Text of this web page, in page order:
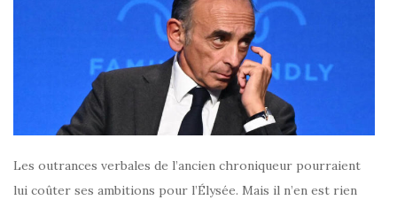
Les outrances verbales de l’ancien chroniqueur pourraient
lui coûter ses ambitions pour l’Élysée. Mais il n’en est rien